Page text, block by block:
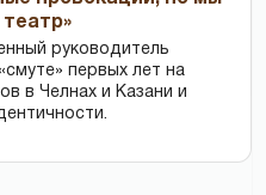
руководитель
первых лет на
в Челнах и Казани и